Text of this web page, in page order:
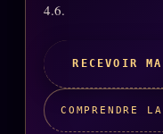
LIVRES
KÉTAMINE 2019
4.6.
RECEVOIR
COMPRENDRE